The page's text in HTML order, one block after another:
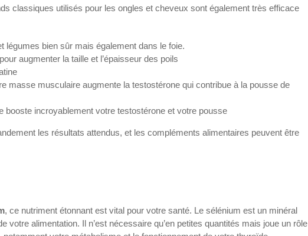
classiques utilisés pour les ongles et cheveux sont également très efficace
légumes bien sûr mais également dans le foie.
augmenter la taille et l’épaisseur des poils
masse musculaire augmente la testostérone qui contribue à la pousse de
booste incroyablement votre testostérone et votre pousse
les résultats attendus, et les compléments alimentaires peuvent être
, ce nutriment étonnant est vital pour votre santé. Le sélénium est un minéral
votre alimentation. Il n’est nécessaire qu’en petites quantités mais joue un rôle